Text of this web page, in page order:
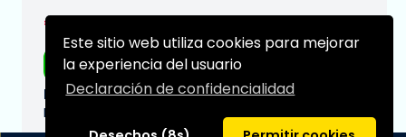
Este sitio web utiliza cookies para mejorar
la experiencia del usuario
Declaración de confidencialidad
€104,95
Envío gratis
Fecha de entrega prevista:
N/A